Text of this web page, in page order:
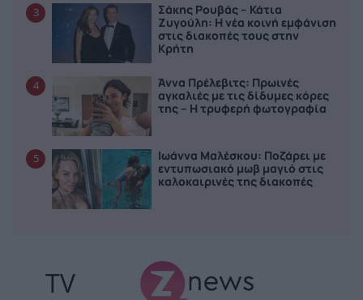
3
Σάκης Ρουβάς – Κάτια
Ζυγούλη: Η νέα κοινή εμφάνιση
στις διακοπές τους στην
Κρήτη
4
Άννα Πρέλεβιτς: Πρωινές
αγκαλιές με τις δίδυμες κόρες
της – Η τρυφερή φωτογραφία
5
Ιωάννα Μαλέσκου: Ποζάρει με
εντυπωσιακό μωβ μαγιό στις
καλοκαιρινές της διακοπές
TV